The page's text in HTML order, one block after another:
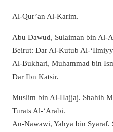
Al-Qur’an Al-Karim.
Abu Dawud, Sulaiman bin Al-
Beirut: Dar Al-Kutub Al-
Al-Bukhari, Muhammad bin
Dar Ibn Katsir.
Muslim bin Al-Hajjaj. Shahih
Turats Al-‘Arabi.
An-Nawawi, Yahya bin